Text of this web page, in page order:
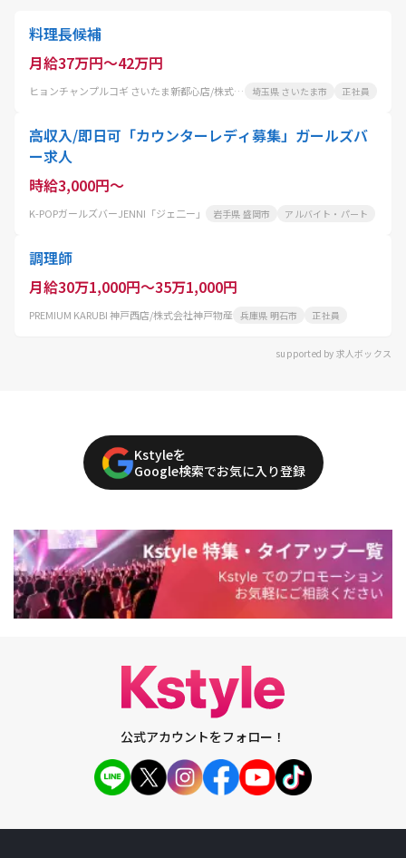
料理長候補
月給37万円～42万円
ヒョンチャンプルコギ さいたま新都心店/株式会社 コーフク 埼玉県 さいたま市 正社員
高収入/即日可「カウンターレディ募集」ガールズバ
ー求人
時給3,000円～
K-POPガールズバーJENNI「ジェ二ー」 岩手県 盛岡市 アルバイト・パート
調理師
月給30万1,000円～35万1,000円
PREMIUM KARUBI 神戸西店/株式会社神戸物産 兵庫県 明石市 正社員
supported by 求人ボックス
Kstyleを
Google検索でお気に入り登録
公式アカウントをフォロー！